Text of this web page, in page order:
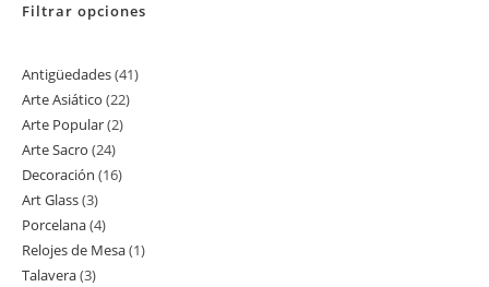
Filtrar opciones
Antigüedades 4141
Arte Asiático 2222
Arte Popular 22
Arte Sacro 2424
productos
Decoración 1616
Art Glass 33
productos
Porcelana 44
productos
Relojes de Mesa 11
Talavera 33